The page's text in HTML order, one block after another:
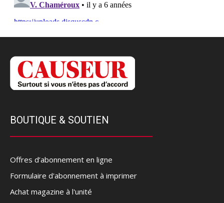
BOUTIQUE & SOUTIEN
Offres d’abonnement en ligne
Formulaire d'abonnement à imprimer
Achat magazine à l'unité